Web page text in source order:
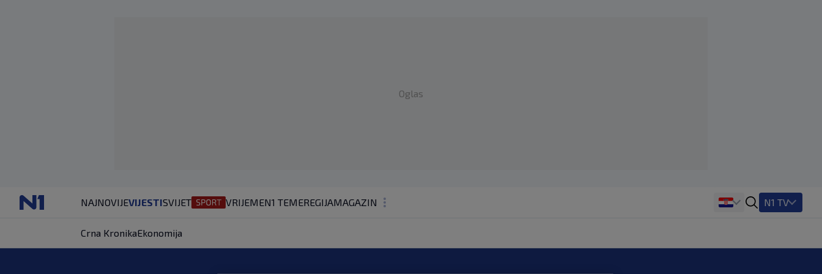
Oglas
NAJNOVIJEVIJESTISVIJET VRIJEMEN1 TEMEREGIJAMAGAZIN
KOLUMNE
N1 TV
Crna KronikaEkonomija